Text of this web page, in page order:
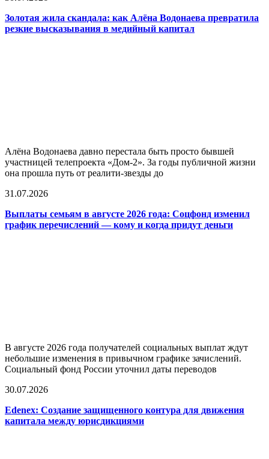
Золотая жила скандала: как Алёна Водонаева превратила
резкие высказывания в медийный капитал
Алёна Водонаева давно перестала быть просто бывшей
участницей телепроекта «Дом-2». За годы публичной жизни
она прошла путь от реалити-звезды до
31.07.2026
Выплаты семьям в августе 2026 года: Соцфонд изменил
график перечислений — кому и когда придут деньги
В августе 2026 года получателей социальных выплат ждут
небольшие изменения в привычном графике зачислений.
Социальный фонд России уточнил даты переводов
30.07.2026
Edenex: Создание защищенного контура для движения
капитала между юрисдикциями